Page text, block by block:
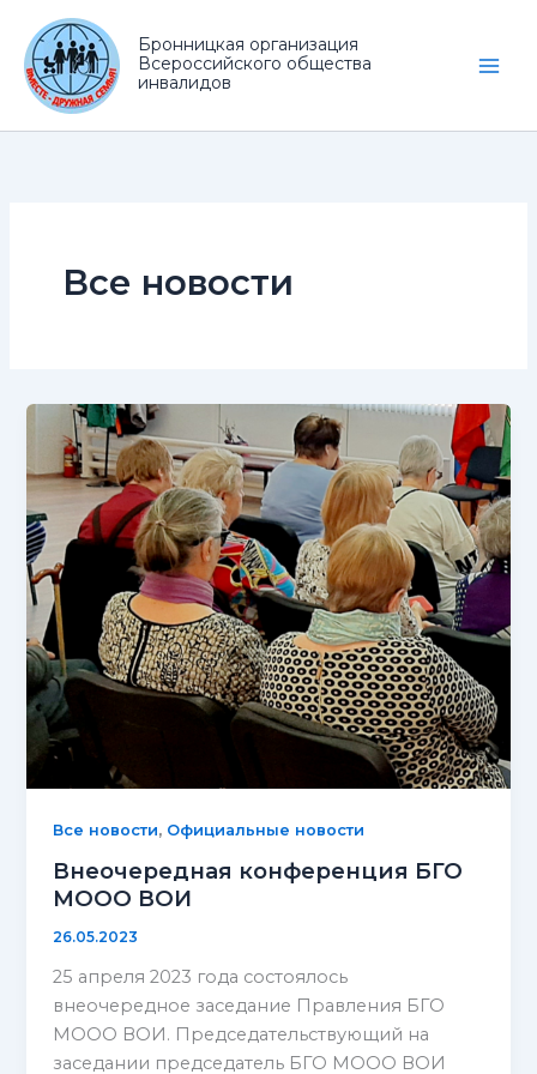
Перейти
содержимому
Бронницкая организация
Всероссийского общества
инвалидов
Все новости
Все новости, Официальные новости
Внеочередная конференция БГО
МООО ВОИ
26.05.2023
25 апреля 2023 года состоялось
внеочередное заседание Правления БГО
МООО ВОИ. Председательствующий на
заседании председатель БГО МООО ВОИ